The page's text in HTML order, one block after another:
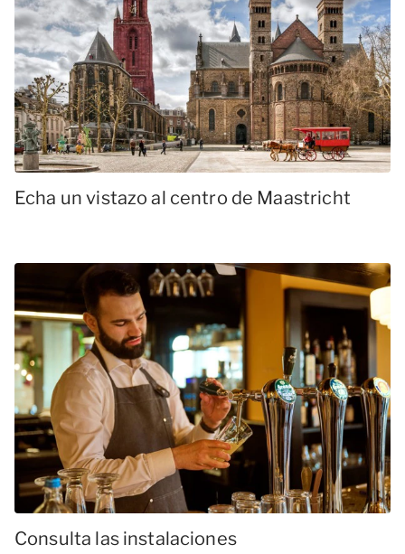
Echa un vistazo al centro de Maastricht
Consulta las instalaciones